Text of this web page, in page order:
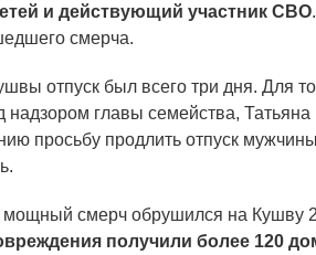
и действующий участник СВО
смерча.
отпуск был всего три дня. Для
надзором главы семейства,
просьбу продлить отпуск
смерч обрушился на Кушву
получили более 120